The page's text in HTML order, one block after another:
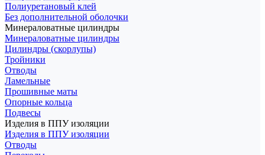
Полиуретановый клей
Без дополнительной оболочки
Минераловатные цилиндры
Минераловатные цилиндры
Цилиндры (скорлупы)
Тройники
Отводы
Ламельные
Прошивные маты
Опорные кольца
Подвесы
Изделия в ППУ изоляции
Изделия в ППУ изоляции
Отводы